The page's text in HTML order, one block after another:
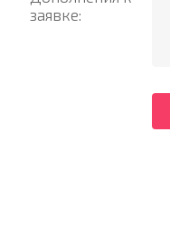
заявке: